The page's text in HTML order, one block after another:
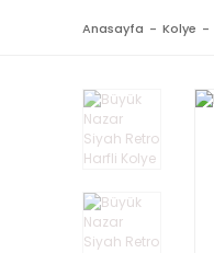
Anasayfa Kolye